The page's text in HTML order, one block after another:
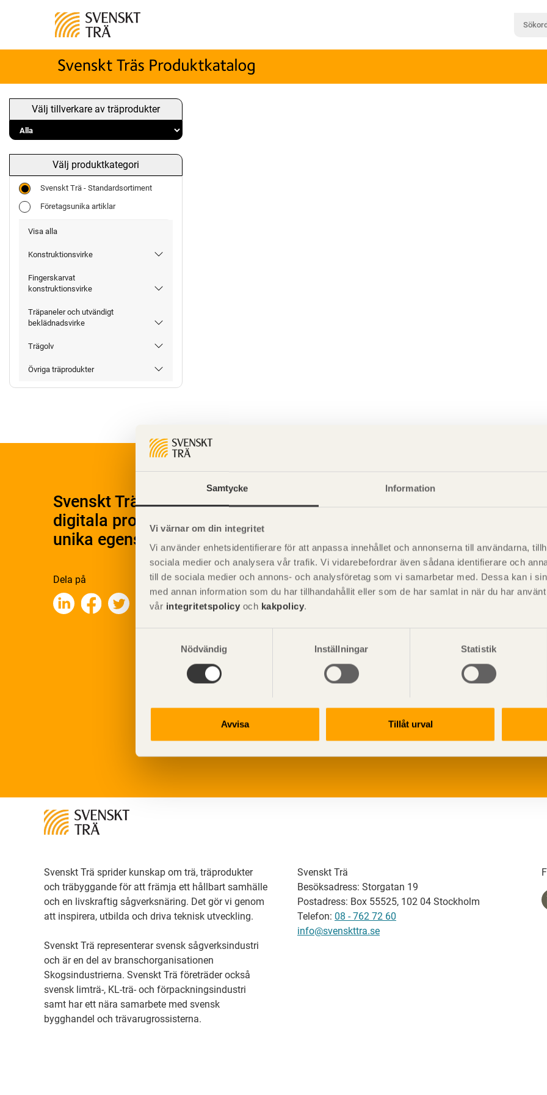
Samtycke Information
Vi värnar om din integritet
Vi använder enhetsidentifierare för att anpassa innehållet och annonserna till användarna,
sociala medier och analysera vår trafik. Vi vidarebefordrar även sådana identifierare och
till de sociala medier och annons- och analysföretag som vi samarbetar med. Dessa kan i
med annan information som du har tillhandahållit eller som de har samlat in när du har
vår integritetspolicy och kakpolicy.
Nödvändig
Inställningar Statistik
Avvisa Tillåt urval
Välj tillverkare av träprodukter
Välj produktkategori
Svenskt Trä - Standardsortiment
Företagsunika artiklar
Visa alla
Konstruktionsvirke
Fingerskarvat
konstruktionsvirke
Träpaneler och utvändigt
beklädnadsvirke
Trägolv
Övriga träprodukter
Svenskt Träs Produktkatalog är svensk sågverksnärings
digitala produktkatalog för att beskriva träprodukter och deras
unika egenskaper.
Dela på
Svenskt Trä sprider kunskap om trä, träprodukter
och träbyggande för att främja ett hållbart samhälle
och en livskraftig sågverksnäring. Det gör vi genom
att inspirera, utbilda och driva teknisk utveckling.
Svenskt Trä representerar svensk sågverksindustri
och är en del av branschorganisationen
Skogsindustrierna. Svenskt Trä företräder också
svensk limträ-, KL-trä- och förpackningsindustri
samt har ett nära samarbete med svensk
bygghandel och trävarugrossisterna.
Svenskt Trä
Besöksadress: Storgatan 19
Postadress: Box 55525, 102 04 Stockholm
Telefon: 08 - 762 72 60
info@svenskttra.se